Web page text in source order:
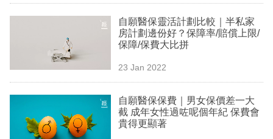
樓
理
業
自願醫保靈活計劃比較｜半私家
房計劃邊份好？保障率/賠償上限/
保障/保費大比拼
23 Jan 2022
自願醫保保費｜男女保價差一大
截 成年女性過咗呢個年紀 保費會
貴得更顯著